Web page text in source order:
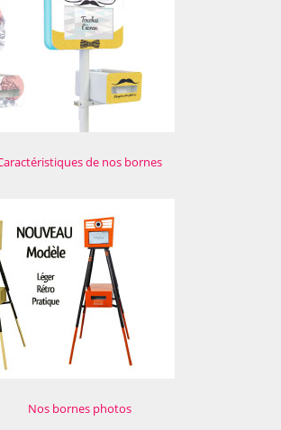
de nos bornes
Nos bornes photos